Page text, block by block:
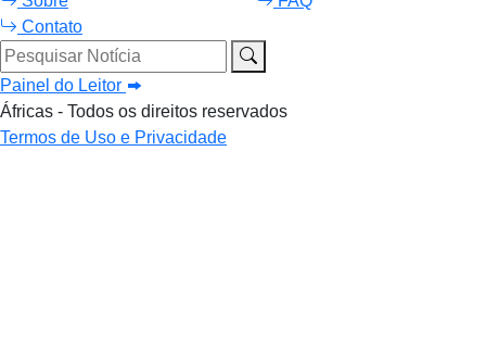
Contato
Pesquisar Notícia
Painel do Leitor
Áfricas - Todos os direitos reservados
Termos de Uso e Privacidade